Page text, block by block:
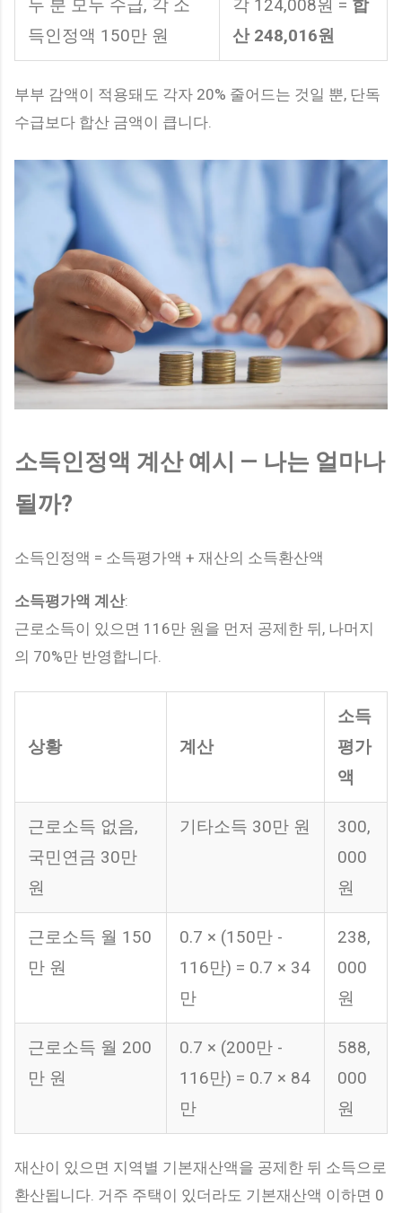
두 분 모두 수급, 각 소
득인정액 150만 원
각 124,008원 = 합
산 248,016원
부부 감액이 적용돼도 각자 20% 줄어드는 것일 뿐, 단독
수급보다 합산 금액이 큽니다.
소득인정액 계산 예시 — 나는 얼마나
될까?
소득인정액 = 소득평가액 + 재산의 소득환산액
소득평가액 계산:
근로소득이 있으면 116만 원을 먼저 공제한 뒤, 나머지
의 70%만 반영합니다.
상황 계산
소득
평가
액
근로소득 없음,
국민연금 30만
원
기타소득 30만 원
300,
000
원
근로소득 월 150
만 원
0.7 × (150만 -
116만) = 0.7 × 34
만
238,
000
원
근로소득 월 200
만 원
0.7 × (200만 -
116만) = 0.7 × 84
만
588,
000
원
재산이 있으면 지역별 기본재산액을 공제한 뒤 소득으로
환산됩니다. 거주 주택이 있더라도 기본재산액 이하면 0